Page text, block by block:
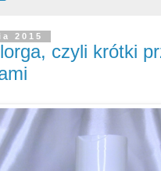
2015
czyli krótki